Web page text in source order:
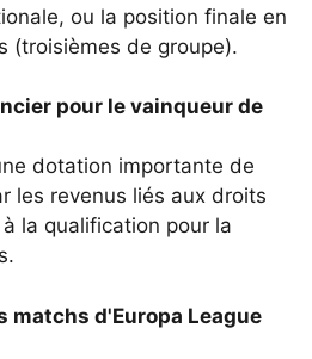
ou la position finale en
(troisièmes de groupe).
pour le vainqueur de
dotation importante de
les revenus liés aux droits
la qualification pour la
matchs d'Europa League